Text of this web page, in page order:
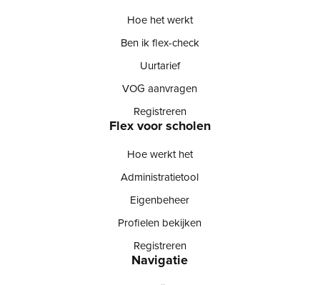
Hoe het werkt
Ben ik flex-check
Uurtarief
VOG aanvragen
Registreren
Flex voor scholen
Hoe werkt het
Administratietool
Eigenbeheer
Profielen bekijken
Registreren
Navigatie